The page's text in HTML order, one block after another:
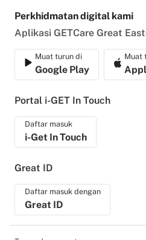
Perkhidmatan digital kami
Aplikasi GETCare Great
Muat turun di
Google Play
Muat
Portal i-GET In Touch
Daftar masuk
i-Get In Touch
Great ID
Daftar masuk dengan
Great ID